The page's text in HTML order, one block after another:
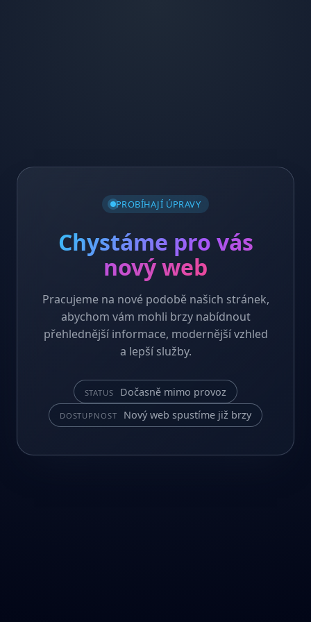
PROBÍHAJÍ ÚPRAVY
Chystáme pro vás
nový web
Pracujeme na nové podobě našich stránek,
abychom vám mohli brzy nabídnout
přehlednější informace, modernější vzhled
a lepší služby.
STATUS Dočasně mimo provoz
DOSTUPNOST Nový web spustíme již brzy